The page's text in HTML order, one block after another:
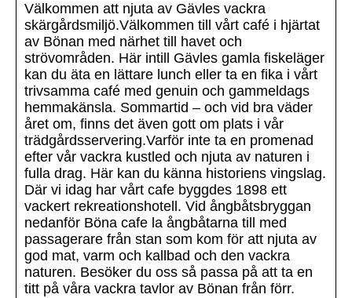
Välkommen att njuta av Gävles vackra
skärgårdsmiljö.Välkommen till vårt café i hjärtat
av Bönan med närhet till havet och
strövområden. Här intill Gävles gamla fiskeläger
kan du äta en lättare lunch eller ta en fika i vårt
trivsamma café med genuin och gammeldags
hemmakänsla. Sommartid – och vid bra väder
året om, finns det även gott om plats i vår
trädgårdsservering.Varför inte ta en promenad
efter vår vackra kustled och njuta av naturen i
fulla drag. ​​​​​​​Här kan du känna historiens vingslag.
Där vi idag har vårt cafe byggdes 1898 ett
vackert rekreationshotell. Vid ångbåtsbryggan
nedanför Böna cafe la ångbåtarna till med
passagerare från stan som kom för att njuta av
god mat, varm och kallbad och den vackra
naturen. Besöker du oss så passa på att ta en
titt på våra vackra tavlor av Bönan från förr.